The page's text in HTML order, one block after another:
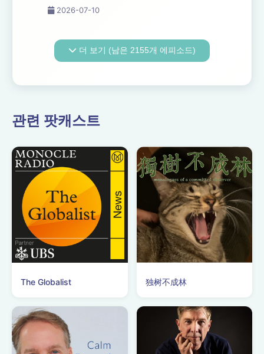
AI데이터센터 갈등
2026-07-10
더 보기 (남은 2155개 에피소드)
관련 팟캐스트
The Globalist 独树不成林